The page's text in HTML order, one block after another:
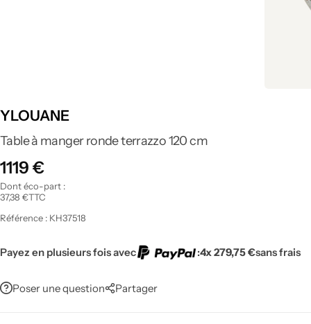
YLOUANE
Table à manger ronde terrazzo 120 cm
1119 €
Dont éco-part :
37,38 €TTC
Référence : KH37518
Payez en plusieurs fois avec :4x 279,75 €sans frais
Poser une question Partager